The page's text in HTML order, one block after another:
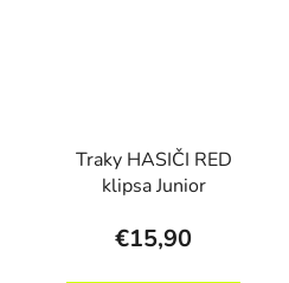
Traky HASIČI RED
klipsa Junior
€15,90